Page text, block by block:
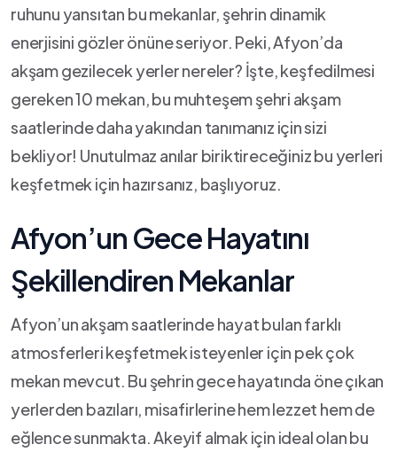
ruhunu yansıtan bu⁢ mekanlar, şehrin​ dinamik
enerjisini gözler önüne​ seriyor. Peki,⁢ Afyon’da
akşam gezilecek‌ yerler nereler?​ İşte, keşfedilmesi
gereken 10 mekan, bu muhteşem şehri ⁤akşam⁢
saatlerinde⁤ daha‌ yakından tanımanız için⁤ sizi
bekliyor! Unutulmaz‌ anılar biriktireceğiniz‌ bu yerleri
keşfetmek için​ hazırsanız, başlıyoruz.
Afyon’un Gece Hayatını
Şekillendiren ​Mekanlar
Afyon’un akşam saatlerinde hayat bulan​ farklı
atmosferleri keşfetmek ⁣isteyenler için ‌pek ​çok
‌mekan mevcut. Bu şehrin gece⁣ hayatında öne ​çıkan
yerlerden bazıları, misafirlerine hem lezzet ‌hem de⁤
eğlence ⁤sunmakta. Akeyif almak için ideal olan bu